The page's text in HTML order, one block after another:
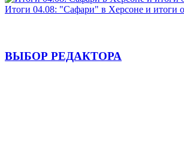
Итоги 04.08: "Сафари" в Херсоне и итоги
ВЫБОР РЕДАКТОРА